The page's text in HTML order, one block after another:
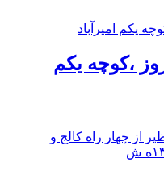
،کوچه یکم